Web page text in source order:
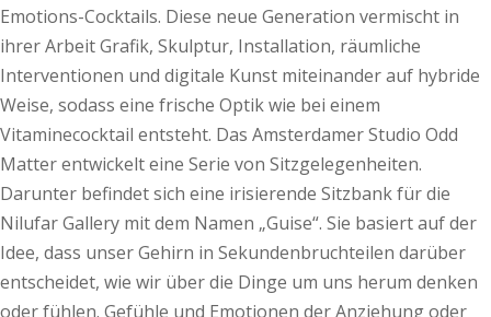
Emotions-Cocktails. Diese neue Generation vermischt in
ihrer Arbeit Grafik, Skulptur, Installation, räumliche
Interventionen und digitale Kunst miteinander auf hybride
Weise, sodass eine frische Optik wie bei einem
Vitaminecocktail entsteht. Das Amsterdamer Studio Odd
Matter entwickelt eine Serie von Sitzgelegenheiten.
Darunter befindet sich eine irisierende Sitzbank für die
Nilufar Gallery mit dem Namen „Guise“. Sie basiert auf der
Idee, dass unser Gehirn in Sekundenbruchteilen darüber
entscheidet, wie wir über die Dinge um uns herum denken
oder fühlen. Gefühle und Emotionen der Anziehung oder